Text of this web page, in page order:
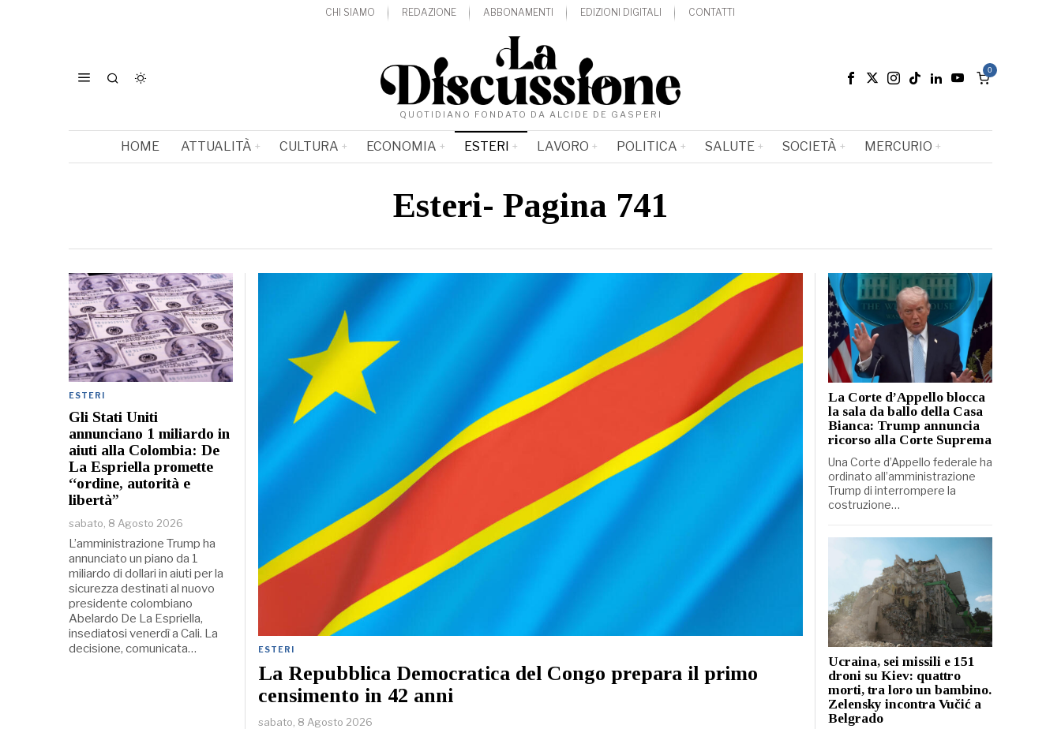
CHI SIAMO REDAZIONE ABBONAMENTI EDIZIONI DIGITALI CONTATTI
QUOTIDIANO FONDATO DA ALCIDE DE GASPERI
0
HOME ATTUALITÀ CULTURA ECONOMIA ESTERI LAVORO POLITICA SALUTE SOCIETÀ MERCURIO
Esteri- Pagina 741
ESTERI
La Repubblica Democratica del Congo prepara il primo
censimento in 42 anni
sabato, 8 Agosto 2026
ESTERI
Gli Stati Uniti
annunciano 1 miliardo in
aiuti alla Colombia: De
La Espriella promette
“ordine, autorità e
libertà”
sabato, 8 Agosto 2026
L’amministrazione Trump ha
annunciato un piano da 1
miliardo di dollari in aiuti per la
sicurezza destinati al nuovo
presidente colombiano
Abelardo De La Espriella,
insediatosi venerdì a Cali. La
decisione, comunicata…
La Corte d’Appello blocca
la sala da ballo della Casa
Bianca: Trump annuncia
ricorso alla Corte Suprema
Una Corte d’Appello federale ha
ordinato all’amministrazione
Trump di interrompere la
costruzione…
Ucraina, sei missili e 151
droni su Kiev: quattro
morti, tra loro un bambino.
Zelensky incontra Vučić a
Belgrado